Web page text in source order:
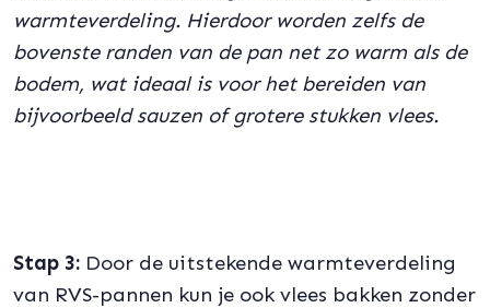
warmteverdeling. Hierdoor worden zelfs de
bovenste randen van de pan net zo warm als de
bodem, wat ideaal is voor het bereiden van
bijvoorbeeld sauzen of grotere stukken vlees.
Stap 3: Door de uitstekende warmteverdeling
van RVS-pannen kun je ook vlees bakken zonder